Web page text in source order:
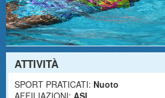
ATTIVITÀ
SPORT PRATICATI: Nuoto
AFFILIAZIONI: ASI